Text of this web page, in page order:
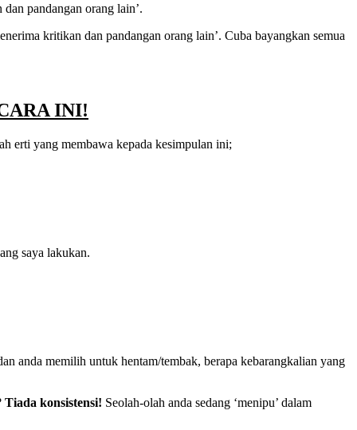
pandangan orang lain’.
kritikan dan pandangan orang lain’. Cuba bayangkan semua
INI!
erti yang membawa kepada kesimpulan ini;
saya lakukan.
anda memilih untuk hentam/tembak, berapa kebarangkalian yang
Tiada konsistensi! Seolah-olah anda sedang ‘menipu’ dalam